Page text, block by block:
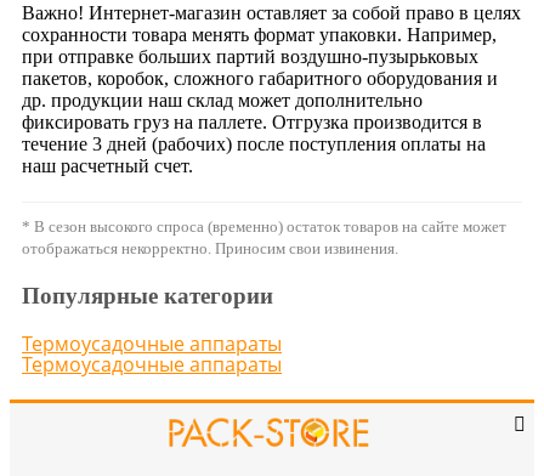
Важно! Интернет-магазин оставляет за собой право в целях
сохранности товара менять формат упаковки. Например,
при отправке больших партий воздушно-пузырьковых
пакетов, коробок, сложного габаритного оборудования и
др. продукции наш склад может дополнительно
фиксировать груз на паллете. Отгрузка производится в
течение 3 дней (рабочих) после поступления оплаты на
наш расчетный счет.
* В сезон высокого спроса (временно) остаток товаров на сайте может
отображаться некорректно. Приносим свои извинения.
Популярные категории
Термоусадочные аппараты
Термоусадочные аппараты